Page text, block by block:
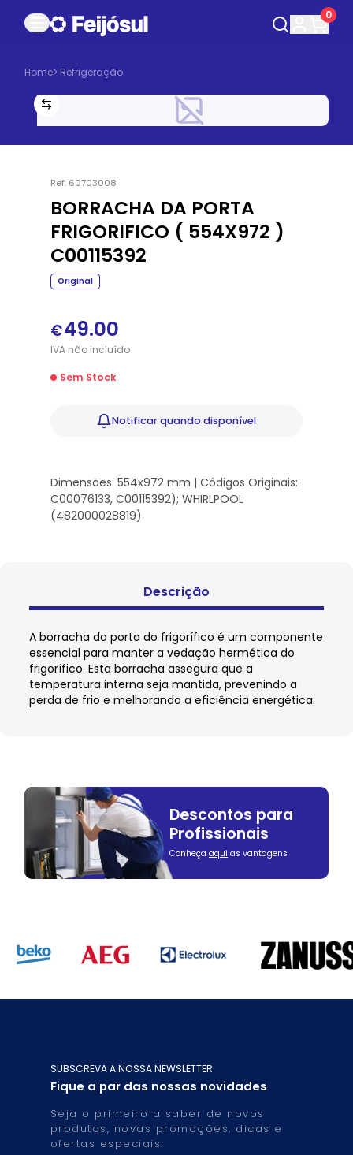
0
Home> Refrigeração
Ref. 60703008
BORRACHA DA PORTA
FRIGORIFICO ( 554X972 )
C00115392
Original
€49.00
IVAnãoincluído
Sem Stock
Notificarquando disponível
Dimensões: 554x972 mm | Códigos Originais:
C00076133, C00115392); WHIRLPOOL
(482000028819)
Descrição
A borracha da porta do frigorífico é um componente
essencial para manter a vedação hermética do
frigorífico. Esta borracha assegura que a
temperatura interna seja mantida, prevenindo a
perda de frio e melhorando a eficiência energética.
Descontos para
Profissionais
Conheça aqui as vantagens
SUBSCREVA A NOSSA NEWSLETTER
Fique a par das nossas novidades
Seja o primeiro a saber de novos
produtos, novas promoções, dicas e
ofertas especiais.